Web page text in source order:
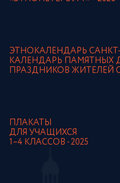
ЭТНОКАЛЕНДАРЬ САНКТ-
КАЛЕНДАРЬ ПАМЯТНЫХ
ПРАЗДНИКОВ ЖИТЕЛЕЙ
ПЛАКАТЫ
ДЛЯ УЧАЩИХСЯ
1–4 КЛАССОВ - 2025